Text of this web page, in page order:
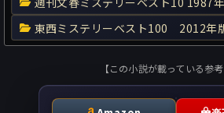
東西ミステリーベスト100 2012年
【この小説が載っている参考